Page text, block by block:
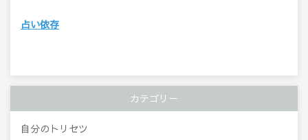
占い依存
カテゴリー
自分のトリセツ